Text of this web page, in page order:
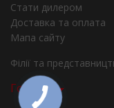
Стати дилером
Доставка та оплата
Мапа сайту
Філії та
Города